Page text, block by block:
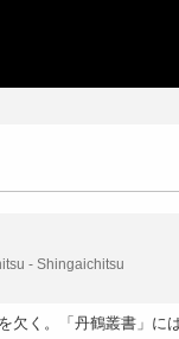
- Shingaichitsu
欠く。「丹鶴叢書」に